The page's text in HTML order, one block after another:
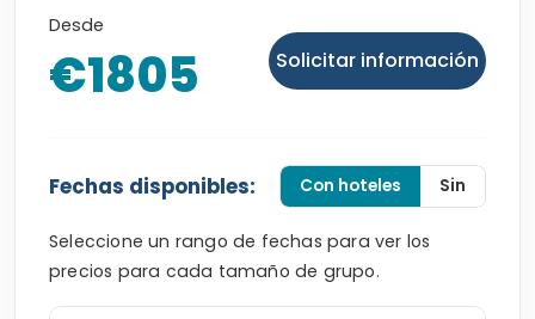
Desde
€1805 Solicitar información
Fechas disponibles: Con hoteles Sin
Seleccione un rango de fechas para ver los
precios para cada tamaño de grupo.